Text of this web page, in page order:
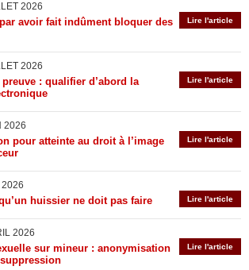
2026
Lire l'article
avoir fait indûment bloquer des
2026
Lire l'article
: qualifier d’abord la
2026
Lire l'article
pour atteinte au droit à l’image
2026
Lire l'article
huissier ne doit pas faire
2026
Lire l'article
sur mineur : anonymisation